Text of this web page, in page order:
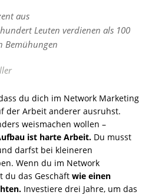
aus
hundert Leuten verdienen als 100
Bemühungen
du dich im Network Marketing
der Arbeit anderer ausruhst.
weismachen wollen –
ist harte Arbeit. Du musst
darfst bei kleineren
Wenn du im Network
du das Geschäft wie einen
Investiere drei Jahre, um das